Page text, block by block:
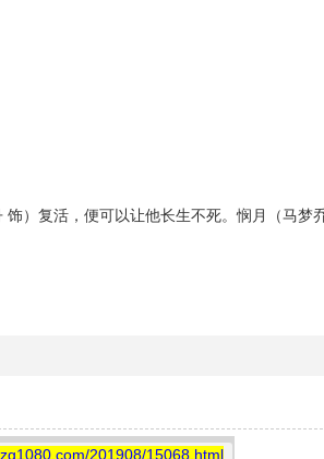
）复活，便可以让他长生不死。悯月（马梦
201908/15068.html